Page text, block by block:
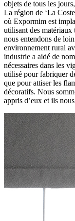
objets de tous les
La région de ‘La
où Expormim est
utilisant des matériaux
nous entendons de
environnement rural
industrie a aidé de
nécessaires dans les
utilisé pour fabriquer
que pour attiser les
décoratifs. Nous
appris d’eux et ils